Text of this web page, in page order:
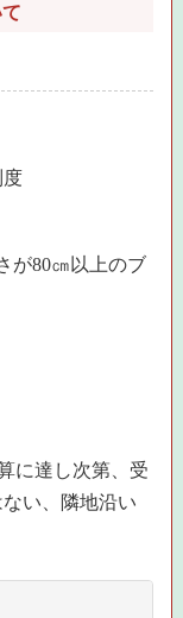
度
が80㎝以上のブ
に達し次第、受
い、隣地沿い